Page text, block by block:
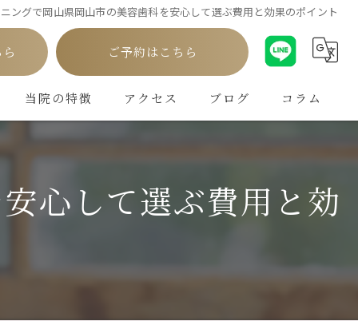
ングで岡山県岡山市の美容歯科を安心して選ぶ費用と効果のポイント
ご予約はこちら
当院の特徴
インプラント
アクセス ブログ コラム
心して選ぶ費用と効